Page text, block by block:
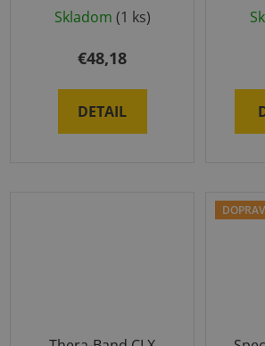
Skladom (1 ks)
€48,18
DETAIL